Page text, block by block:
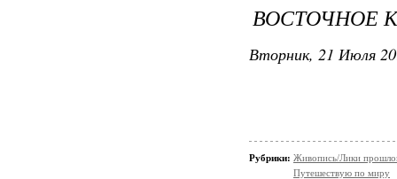
ВОСТОЧНОЕ
Вторник, 21 Июля
Рубрики: Живопись/Лики
Путешествую по миру